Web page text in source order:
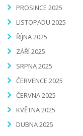
PROSINCE 2025
LISTOPADU 2025
ŘÍJNA 2025
ZÁŘÍ 2025
SRPNA 2025
ČERVENCE 2025
ČERVNA 2025
KVĚTNA 2025
DUBNA 2025